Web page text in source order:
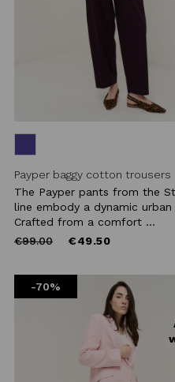
Payper baggy cotton trousers
The Payper pants from the
line embody a dynamic urban
Crafted from a comfort ...
Price
€99.00to €49.50
-70%